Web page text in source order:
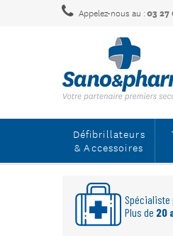
Appelez-nous au :03 27
Défibrillateurs
& Accessoires
Spécialiste
Plus de 20